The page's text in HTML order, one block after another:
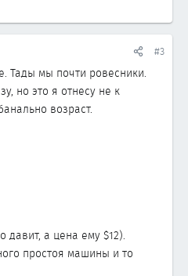
#3
Тады мы почти ровесники.
но это я отнесу не к
возраст.
а цена ему $12).
простоя машины и то